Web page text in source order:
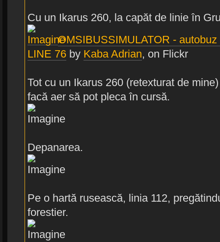
Cu un Ikarus 260, la capăt de linie în
OMSIBUSSIMULATOR -
LINE 76by Kaba Adrian, on Flickr
Tot cu un Ikarus 260 (retexturat de
facă aer să pot pleca în cursă.
Depanarea.
Pe o hartă rusească, linia 112,
forestier.